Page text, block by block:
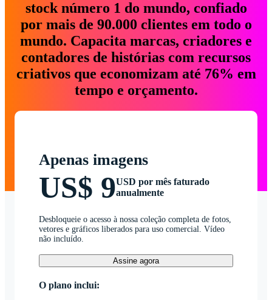
stock número 1 do mundo, confiado
por mais de 90.000 clientes em todo o
mundo. Capacita marcas, criadores e
contadores de histórias com recursos
criativos que economizam até 76% em
tempo e orçamento.
Apenas imagens
US$ 9USD por mês faturado
anualmente
Desbloqueie o acesso à nossa coleção completa de fotos,
vetores e gráficos liberados para uso comercial. Vídeo
não incluído.
Assine agora
O plano inclui: